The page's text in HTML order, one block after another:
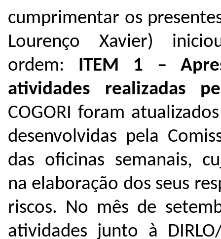
cumprimentar os
Lourenço Xavier)
ordem: ITEM 1
–
atividades realizadas
COGORI foram
desenvolvidas pela
das oficinas semanais,
na elaboração dos seus
riscos. No mês de
atividades junto à